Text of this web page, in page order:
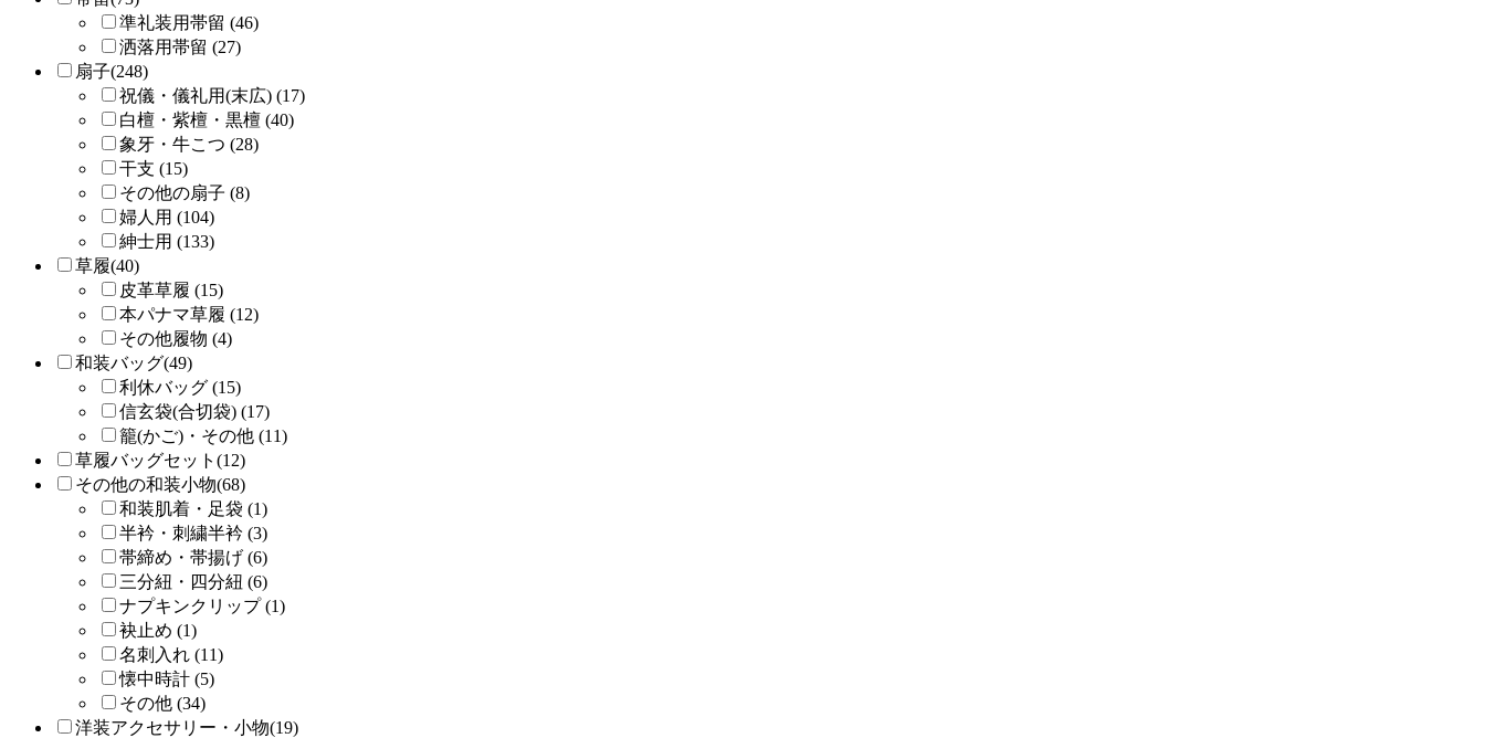
準礼装用帯留 (46)
洒落用帯留 (27)
扇子(248)
祝儀・儀礼用(末広) (17)
白檀・紫檀・黒檀 (40)
象牙・牛こつ (28)
干支 (15)
その他の扇子 (8)
婦人用 (104)
紳士用 (133)
草履(40)
皮革草履 (15)
本パナマ草履 (12)
その他履物 (4)
和装バッグ(49)
利休バッグ (15)
信玄袋(合切袋) (17)
籠(かご)・その他 (11)
草履バッグセット(12)
その他の和装小物(68)
和装肌着・足袋 (1)
半衿・刺繍半衿 (3)
帯締め・帯揚げ (6)
三分紐・四分紐 (6)
ナプキンクリップ (1)
袂止め (1)
名刺入れ (11)
懐中時計 (5)
その他 (34)
洋装アクセサリー・小物(19)